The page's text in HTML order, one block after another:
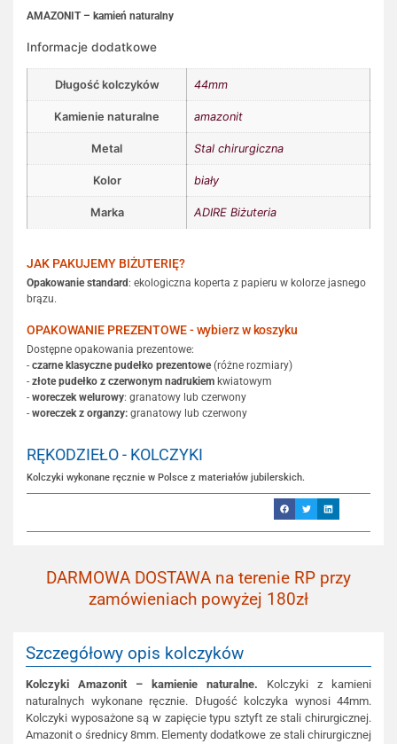
AMAZONIT – kamień naturalny
Informacje dodatkowe
Długość kolczyków 44mm
Kamienie naturalne amazonit
Metal Stal chirurgiczna
Kolor biały
Marka ADIRE Biżuteria
JAK PAKUJEMY BIŻUTERIĘ?
Opakowanie standard: ekologiczna koperta z papieru w kolorze jasnego
brązu.
OPAKOWANIE PREZENTOWE - wybierz w koszyku
Dostępne opakowania prezentowe:
- czarne klasyczne pudełko prezentowe(różne rozmiary)
- złote pudełko z czerwonym nadrukiem kwiatowym
- woreczek welurowy: granatowy lub czerwony
- woreczek z organzy: granatowy lub czerwony
RĘKODZIEŁO - KOLCZYKI
Kolczyki wykonane ręcznie w Polsce z materiałów jubilerskich.
DARMOWA DOSTAWA na terenie RP przy
zamówieniach powyżej 180zł
Szczegółowy opis kolczyków
Kolczyki Amazonit – kamienie naturalne. Kolczyki z kamieni
naturalnych wykonane ręcznie. Długość kolczyka wynosi 44mm.
Kolczyki wyposażone są w zapięcie typu sztyft ze stali chirurgicznej.
Amazonit o średnicy 8mm. Elementy dodatkowe ze stali chirurgicznej